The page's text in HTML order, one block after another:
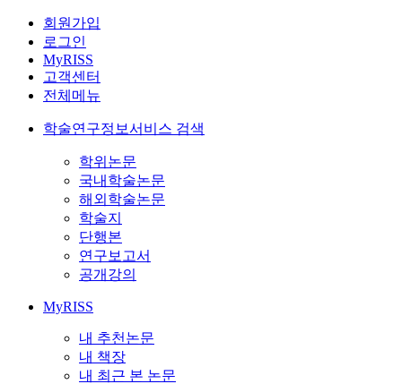
회원가입
로그인
MyRISS
고객센터
전체메뉴
학술연구정보서비스 검색
학위논문
국내학술논문
해외학술논문
학술지
단행본
연구보고서
공개강의
MyRISS
내 추천논문
내 책장
내 최근 본 논문